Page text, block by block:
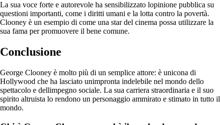
La sua voce forte e autorevole ha sensibilizzato lopinione pubblica su
questioni importanti, come i diritti umani e la lotta contro la povertà.
Clooney è un esempio di come una star del cinema possa utilizzare la
sua fama per promuovere il bene comune.
Conclusione
George Clooney è molto più di un semplice attore: è unicona di
Hollywood che ha lasciato unimpronta indelebile nel mondo dello
spettacolo e dellimpegno sociale. La sua carriera straordinaria e il suo
spirito altruista lo rendono un personaggio ammirato e stimato in tutto il
mondo.